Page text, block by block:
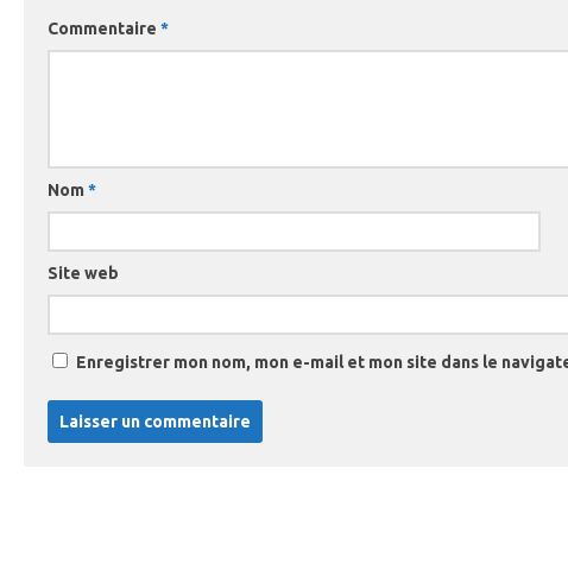
Commentaire *
Nom *
Site web
Enregistrer mon nom, mon e-mail et mon site dans le